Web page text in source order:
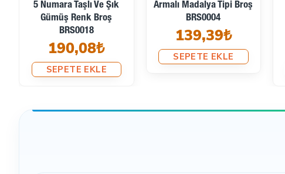
5 Numara Taşlı Ve Şık
Gümüş Renk Broş
BRS0018
190,08₺
SEPETE EKLE
Armalı Madalya Tipi Broş
BRS0004
139,39₺
SEPETE EKLE